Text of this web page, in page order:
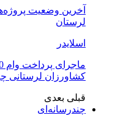
آخرین وضعیت
لرستان
اسلایدر
کشاورزان لرستانی
قبلی بعدی
چندرسانه‌ای